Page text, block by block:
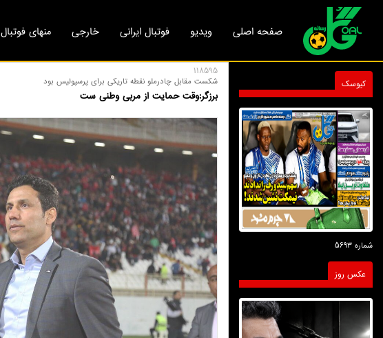
صفحه اصلی ویدیو فوتبال ایرانی خارجی منهای فوتبال
شکست مقابل چادرملو نقطه تاریکی برای پرسپولیس بود
118595
برزگر:وقت حمایت از مربی وطنی ست
کیوسک
شماره 5693
عکس روز